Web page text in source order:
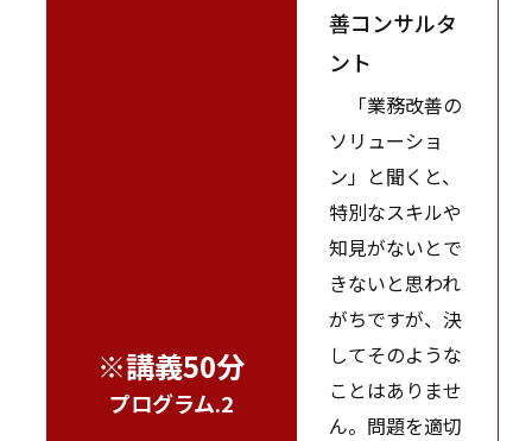
※講義50分
プログラム.2
善コンサルタ
ント
「業務改善の
ソリューショ
ン」と聞くと、
特別なスキルや
知見がないとで
きないと思われ
がちですが、決
してそのような
ことはありませ
ん。問題を適切